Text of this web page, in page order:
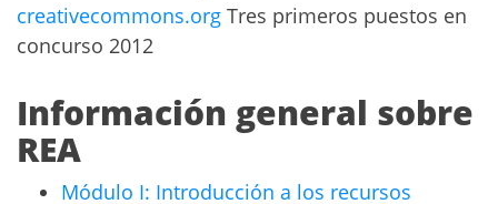
creativecommons.org Tres primeros puestos en
concurso 2012
Información general sobre
REA
Módulo I: Introducción a los recursos